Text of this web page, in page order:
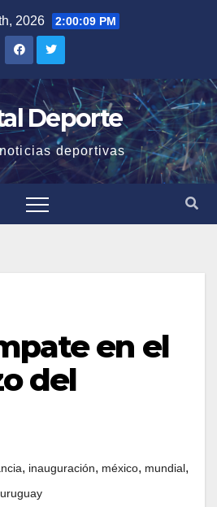
2026 2:00:10 PM
Deporte
deportivas
en el
del
, inauguración, méxico, mundial,
uruguay